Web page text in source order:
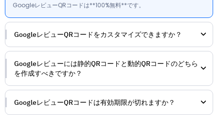
GoogleレビューQRコードは**100%無料**です。
GoogleレビューQRコードをカスタマイズできますか？
Googleレビューには静的QRコードと動的QRコードのどちら
を作成すべきですか？
GoogleレビューQRコードは有効期限が切れますか？